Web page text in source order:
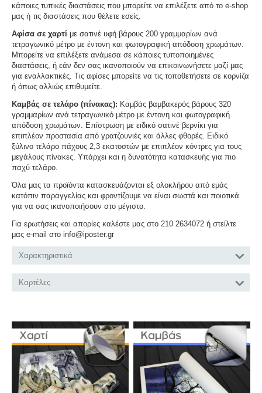
κάποιες τυπικές διαστάσεις που μπορείτε να επιλέξετε από το e-shop
μας ή τις διαστάσεις που θέλετε εσείς.
Αφίσα σε χαρτί με σατινέ υφή βάρους 200 γραμμαρίων ανά
τετραγωνικό μέτρο με έντονη και φωτογραφική απόδοση χρωμάτων.
Μπορείτε να επιλέξετε ανάμεσα σε κάποιες τυποποιημένες
διαστάσεις, ή εάν δεν σας ικανοποιούν να επικοινωνήσετε μαζί μας
για εναλλακτικές. Τις αφίσες μπορείτε να τις τοποθετήσετε σε κορνίζα
ή όπως αλλιώς επιθυμείτε.
Καμβάς σε τελάρο (πίνακας): Καμβάς βαμβακερός βάρους 320
γραμμαρίων ανά τετραγωνικό μέτρο με έντονη και φωτογραφική
απόδοση χρωμάτων. Επίστρωση με ειδικό σατινέ βερνίκι για
επιπλέον προστασία από γρατζουνιές και άλλες φθορές. Ειδικό
ξύλινο τελάρο πάχους 2,3 εκατοστών με επιπλέον κόντρες για τους
μεγάλους πίνακες. Υπάρχει και η δυνατότητα κατασκευής για πιο
παχύ τελάρο.
Όλα μας τα προϊόντα κατασκευάζονται εξ ολοκλήρου από εμάς
κατόπιν παραγγελίας και φροντίζουμε να είναι σωστά και ποιοτικά
για να σας ικανοποιήσουν στο μέγιστο.
Για ερωτήσεις και απορίες καλέστε μας στο 210 2634072 ή στείλτε
μας e-mail στο info@iposter.gr
Χαρακτηριστικά
Καρτέλες